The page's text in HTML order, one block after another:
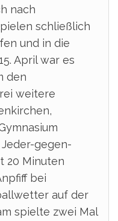
nach
schließlich
und in die
April war es
den
weitere
gegen-
20 Minuten
bei
auf der
spielte zwei Mal